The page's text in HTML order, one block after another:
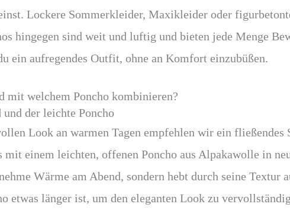
Lockere Sommerkleider, Maxikleider oder
hingegen sind weit und luftig und bieten jede Menge
ein aufregendes Outfit, ohne an Komfort einzubüßen.
mit welchem Poncho kombinieren?
der leichte Poncho
Look an warmen Tagen empfehlen wir ein fließendes
mit einem leichten, offenen Poncho aus Alpakawolle in
Wärme am Abend, sondern hebt durch seine Textur
etwas länger ist, um den eleganten Look zu